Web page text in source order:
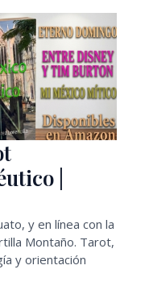
|
y en línea con la
Montaño. Tarot,
y orientación